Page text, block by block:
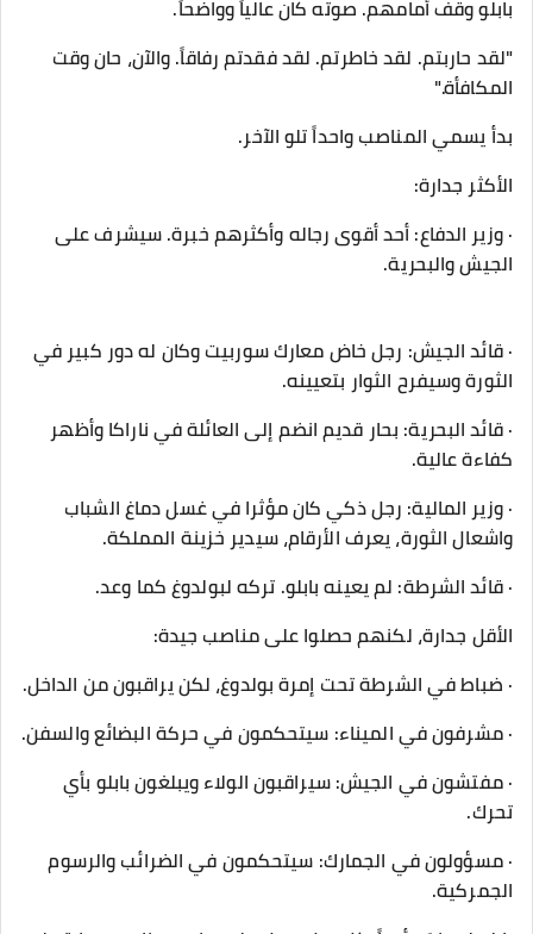
بابلو وقف أمامهم. صوته كان عالياً وواضحاً.
"لقد حاربتم. لقد خاطرتم. لقد فقدتم رفاقاً. والآن، حان وقت
المكافأة."
بدأ يسمي المناصب واحداً تلو الآخر.
الأكثر جدارة:
· وزير الدفاع: أحد أقوى رجاله وأكثرهم خبرة. سيشرف على
الجيش والبحرية.
· قائد الجيش: رجل خاض معارك سوربيت وكان له دور كبير في
الثورة وسيفرح الثوار بتعيينه.
· قائد البحرية: بحار قديم انضم إلى العائلة في ناراكا وأظهر
كفاءة عالية.
· وزير المالية: رجل ذكي كان مؤثرا في غسل دماغ الشباب
واشعال الثورة، يعرف الأرقام، سيدير خزينة المملكة.
· قائد الشرطة: لم يعينه بابلو. تركه لبولدوغ كما وعد.
الأقل جدارة، لكنهم حصلوا على مناصب جيدة:
· ضباط في الشرطة تحت إمرة بولدوغ، لكن يراقبون من الداخل.
· مشرفون في الميناء: سيتحكمون في حركة البضائع والسفن.
· مفتشون في الجيش: سيراقبون الولاء ويبلغون بابلو بأي
تحرك.
· مسؤولون في الجمارك: سيتحكمون في الضرائب والرسوم
الجمركية.